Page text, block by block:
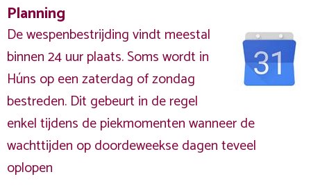
Planning
De wespenbestrijding vindt meestal
binnen 24 uur plaats. Soms wordt in
Húns op een zaterdag of zondag
bestreden. Dit gebeurt in de regel
enkel tijdens de piekmomenten wanneer de
wachttijden op doordeweekse dagen teveel
oplopen